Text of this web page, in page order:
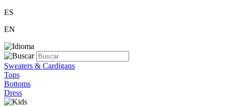
ES
EN
Sweaters & Cardigans
Tops
Bottoms
Dress